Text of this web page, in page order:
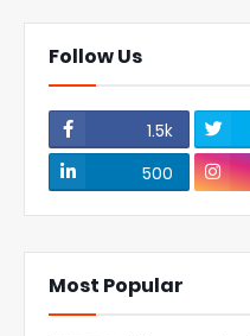
Follow Us
1.5k
500
Most Popular